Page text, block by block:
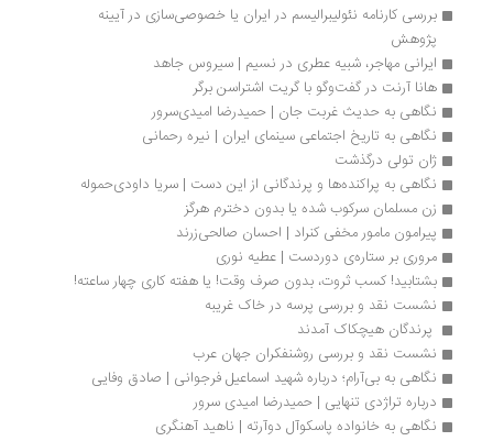
بررسی کارنامه نئولیبرالیسم در ایران یا خصوصی‌سازی در آیینه
پژوهش
ایرانی مهاجر، شبیه عطری در نسیم | سیروس جاهد
هانا آرنت در گفت‌وگو با گریت اشتراسن برگر
نگاهی به حدیث غربت جان | حمیدرضا امیدی‌سرور
نگاهی به تاریخ اجتماعی سینمای ایران | نیره رحمانی
ژان تولی درگذشت
نگاهی به پراکنده‌ها و پرندگانی از این دست | سریا داودی‌حموله
زن مسلمان سرکوب شده یا بدون دخترم هرگز
پیرامون مامور مخفی کنراد | احسان صالحی‌زرند
مروری بر ستاره‌ی دوردست | عطیه نوری
بشتابید! کسب ثروت، بدون صرف وقت! یا هفته کاری چهار ساعته!
نشست نقد و بررسی پرسه در خاک غریبه
پرندگان هیچکاک آمدند
نشست نقد و بررسی روشنفکران جهان عرب
نگاهی به بی‌آرام؛ درباره شهید اسماعیل فرجوانی | صادق وفایی
درباره تراژدی تنهایی | حمیدرضا امیدی سرور
نگاهی به خانواده پاسکوآل دوآرته | ناهید آهنگری